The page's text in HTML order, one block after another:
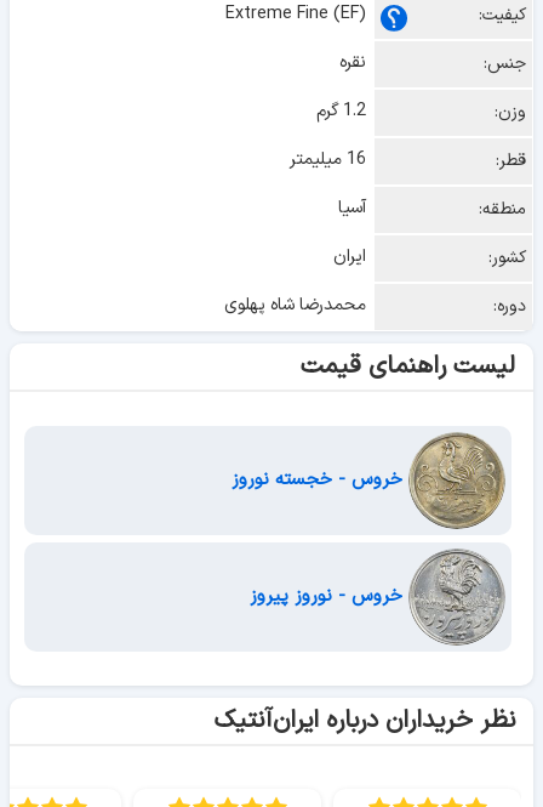
کیفیت:
Extreme Fine (EF)
جنس:
نقره
وزن:
1.2 گرم
قطر:
16 میلیمتر
منطقه:
آسیا
کشور:
ایران
دوره:
محمدرضا شاه پهلوی
لیست راهنمای قیمت
خروس - خجسته نوروز
خروس - نوروز پیروز
نظر خریداران درباره ایران‌آنتیک